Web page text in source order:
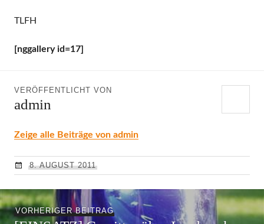
TLFH
[nggallery id=17]
VERÖFFENTLICHT VON
admin
Zeige alle Beiträge von admin
8. AUGUST 2011
Beitragsnavigation
VORHERIGER BEITRAG Vorheriger